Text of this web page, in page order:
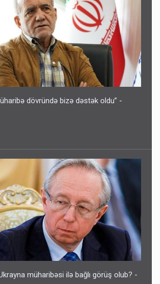
dövründə bizə dəstək oldu” -
müharibəsi ilə bağlı görüş olub? -